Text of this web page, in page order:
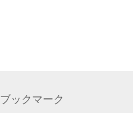
ブックマーク